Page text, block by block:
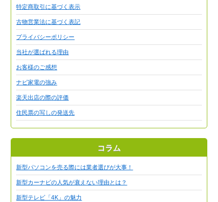
特定商取引に基づく表示
古物営業法に基づく表記
プライバシーポリシー
当社が選ばれる理由
お客様のご感想
ナビ家電の強み
楽天出店の際の評価
住民票の写しの発送先
コラム
新型パソコンを売る際には業者選びが大事！
新型カーナビの人気が衰えない理由とは？
新型テレビ「4K」の魅力